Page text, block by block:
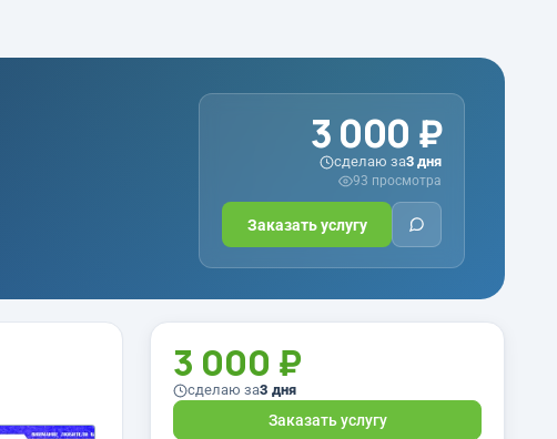
3 000 ₽
сделаю за3 дня
93 просмотра
Заказать услугу
3 000 ₽
сделаю за3 дня
Заказать услугу